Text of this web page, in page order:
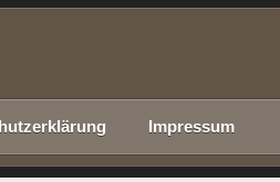
Impressum